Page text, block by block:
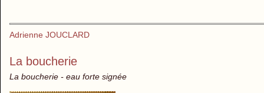
Adrienne JOUCLARD
La boucherie
La boucherie - eau forte signée